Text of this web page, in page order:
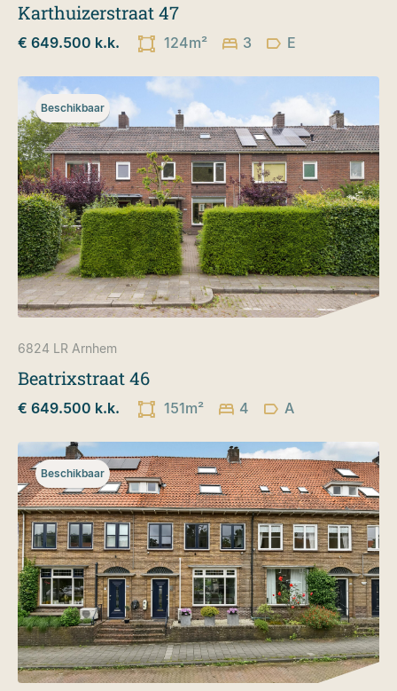
Karthuizerstraat 47
€ 649.500 k.k. 124m² 3 E
Beschikbaar
6824 LR Arnhem
Beatrixstraat 46
€ 649.500 k.k. 151m² 4 A
Beschikbaar